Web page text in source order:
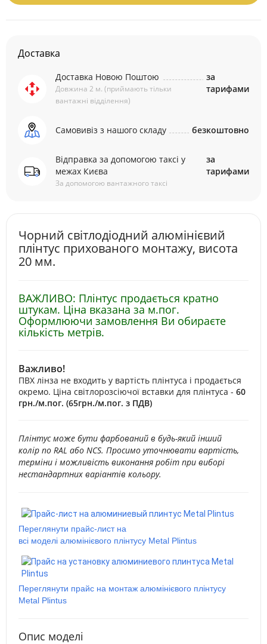
Доставка
Доставка Новою Поштою
Довжина 2 м. (приймають тільки
вантажні відділення)
за
тарифами
Самовивіз з нашого складу безкоштовно
Відправка за допомогою таксі у
межах Києва
За допомогою вантажного таксі
за
тарифами
Чорний світлодіодний алюмінієвий
плінтус прихованого монтажу, висота
20 мм.
ВАЖЛИВО: Плінтус продається кратно
штукам. Ціна вказана за м.пог.
Оформлюючи замовлення Ви обираєте
кількість метрів.
Важливо!
ПВХ лінза не входить у вартість плінтуса і продається
окремо. Ціна світлорозсіючої вставки для плінтуса - 60
грн./м.пог. (65грн./м.пог. з ПДВ)
Плінтус може бути фарбований в будь-який інший
колір по RAL або NCS. Просимо уточнювати вартість,
терміни і можливість виконання робіт при виборі
нестандартних варіантів кольору.
Переглянути прайс-лист на
всі моделі алюмінієвого плінтусу Metal Plintus
Переглянути прайс на монтаж алюмінієвого плінтусу
Metal Plintus
Опис моделі